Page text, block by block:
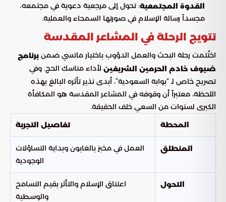
القدوة المجتمعية: تحول إلى مرجعية دعوية في مجتمعه،
مجسداً رسالة الإسلام في صورتها السمحاء والعملية.
تتويج الرحلة في المشاعر المقدسة
اختُتمت رحلة البحث والعمل الدؤوب باختيار ماتسي ضمن برنامج
ضيوف خادم الحرمين الشريفين لأداء مناسك الحج. وفي
تصريح خاص لـ “بوابة السعودية”، أبدى نذير تأثره البالغ بهذه
اللحظة، معتبراً أن وقوفه في المشاعر المقدسة هو المكافأة
الكبرى لسنوات من السعي خلف الحقيقة.
المحطة
تفاصيل التجربة
المنطلق
العمل في مخبز بالغابون وبداية التساؤلات
الوجودية
التحول
اعتناق الإسلام والتأثر بقيم التسامح
والوسطية